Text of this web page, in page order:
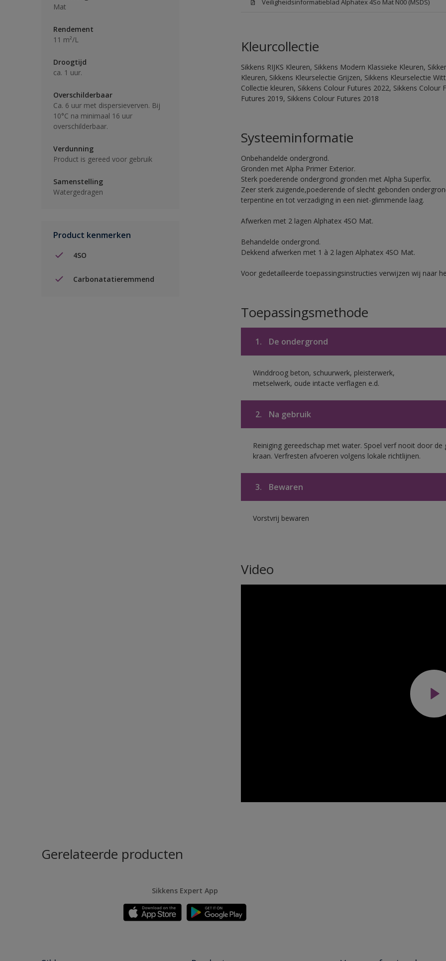
Mat
Rendement
11 m²/L
Droogtijd
ca. 1 uur.
Overschilderbaar
Ca. 6 uur met dispersieverven. Bij
10°C na minimaal 16 uur
overschilderbaar.
Verdunning
Product is gereed voor gebruik
Samenstelling
Watergedragen
Product kenmerken
4SO
Carbonatatieremmend
Veiligheidsinformatieblad Alphatex 4So Mat N00 (MSDS)
Kleurcollectie
Sikkens RIJKS Kleuren, Sikkens Modern Klassieke Kleuren,
Kleuren, Sikkens Kleurselectie Grijzen, Sikkens Kleurselectie
Collectie kleuren, Sikkens Colour Futures 2022, Sikkens
Futures 2019, Sikkens Colour Futures 2018
Systeeminformatie
Onbehandelde ondergrond.
Gronden met Alpha Primer Exterior.
Sterk poederende ondergrond gronden met Alpha Superfix.
Zeer sterk zuigende,poederende of slecht gebonden
terpentine en tot verzadiging in een niet-glimmende laag.
Afwerken met 2 lagen Alphatex 4SO Mat.
Behandelde ondergrond.
Dekkend afwerken met 1 à 2 lagen Alphatex 4SO Mat.
Voor gedetailleerde toepassingsinstructies verwijzen wij naar
Toepassingsmethode
1. De ondergrond
Winddroog beton, schuurwerk, pleisterwerk,
metselwerk, oude intacte verflagen e.d.
2. Na gebruik
Reiniging gereedschap met water. Spoel verf nooit door
kraan. Verfresten afvoeren volgens lokale richtlijnen.
3. Bewaren
Vorstvrij bewaren
Video
Gerelateerde producten
Sikkens Expert App